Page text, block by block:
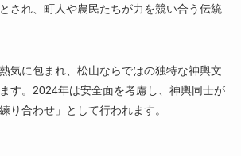
され、町人や農民たちが力を競い合う伝統
気に包まれ、松山ならではの独特な神輿文
す。2024年は安全面を考慮し、神輿同士が
り合わせ」として行われます。